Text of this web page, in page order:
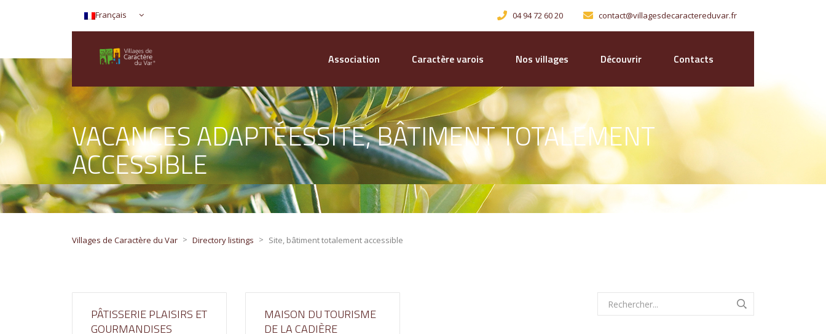
Français 04 94 72 60 20 contact@villagesdecaractereduvar.fr
Association Caractère varois Nos villages Découvrir Contacts
VACANCES ADAPTÉESSITE, BÂTIMENT TOTALEMENT
ACCESSIBLE
Villages de Caractère du Var > Directory listings > Site, bâtiment totalement accessible
PÂTISSERIE PLAISIRS ET
GOURMANDISES
MAISON DU TOURISME
DE LA CADIÈRE